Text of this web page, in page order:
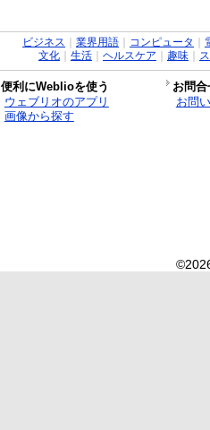
ビジネス 業界用語｜ コンピュータ
文化｜ 生活｜ ヘルスケア 趣味｜
便利にWeblioを使う
お問
ウェブリオのアプリ
画像から探す
お問